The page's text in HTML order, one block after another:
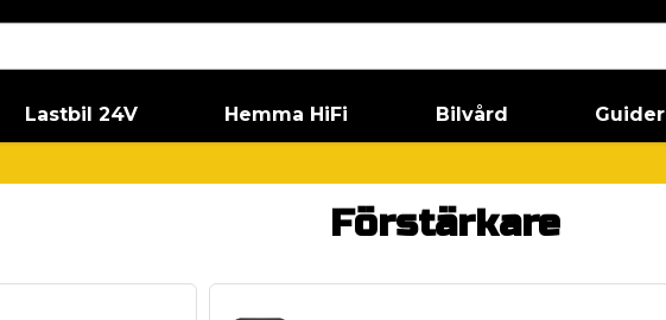
Lastbil 24V Hemma HiFi Bilvård Guider
Förstärkare